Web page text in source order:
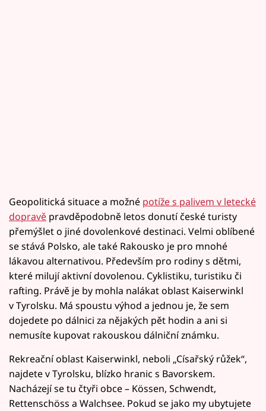
Geopolitická situace a možné potíže s palivem v letecké
dopravě pravděpodobně letos donutí české turisty
přemýšlet o jiné dovolenkové destinaci. Velmi oblíbené
se stává Polsko, ale také Rakousko je pro mnohé
lákavou alternativou. Především pro rodiny s dětmi,
které milují aktivní dovolenou. Cyklistiku, turistiku či
rafting. Právě je by mohla nalákat oblast Kaiserwinkl
v Tyrolsku. Má spoustu výhod a jednou je, že sem
dojedete po dálnici za nějakých pět hodin a ani si
nemusíte kupovat rakouskou dálniční známku.
Rekreační oblast Kaiserwinkl, neboli „Císařský růžek“,
najdete v Tyrolsku, blízko hranic s Bavorskem.
Nacházejí se tu čtyři obce – Kössen, Schwendt,
Rettenschöss a Walchsee. Pokud se jako my ubytujete